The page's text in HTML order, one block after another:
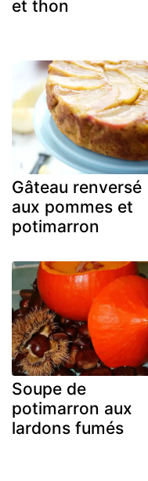
et thon
Gâteau renversé
aux pommes et
potimarron
Soupe de
potimarron aux
lardons fumés